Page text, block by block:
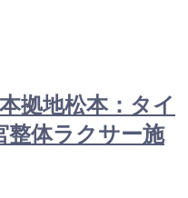
拠地松本：タイ
整体ラクサー施